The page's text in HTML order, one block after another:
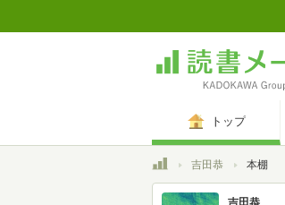
トップ
トップ吉田恭 本棚
吉田恭